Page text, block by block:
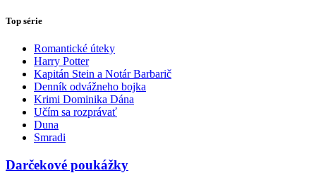
Top série
Romantické úteky
Harry Potter
Kapitán Stein a Notár Barbarič
Denník odvážneho bojka
Krimi Dominika Dána
Učím sa rozprávať
Duna
Smradi
Darčekové poukážky